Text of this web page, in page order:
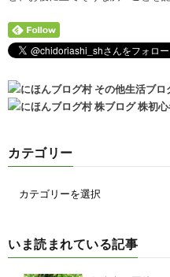
カテゴリー
いま読まれている記事